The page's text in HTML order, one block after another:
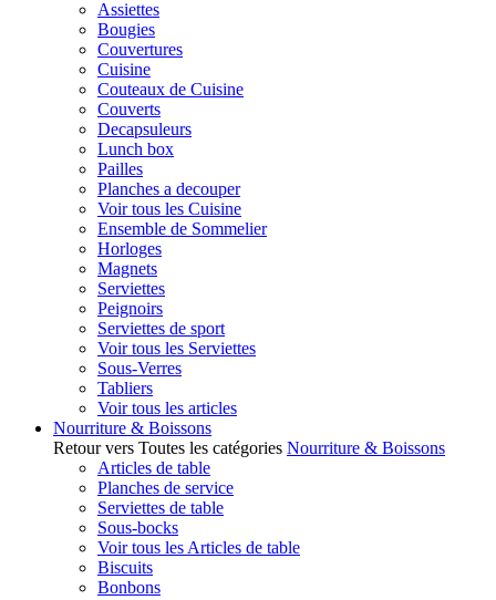
Assiettes
Bougies
Couvertures
Cuisine
Couteaux de Cuisine
Couverts
Decapsuleurs
Lunch box
Pailles
Planches a decouper
Voir tous les Cuisine
Ensemble de Sommelier
Horloges
Magnets
Serviettes
Peignoirs
Serviettes de sport
Voir tous les Serviettes
Sous-Verres
Tabliers
Voir tous les articles
Nourriture & Boissons
Retour vers Toutes les catégories Nourriture & Boissons
Articles de table
Planches de service
Serviettes de table
Sous-bocks
Voir tous les Articles de table
Biscuits
Bonbons